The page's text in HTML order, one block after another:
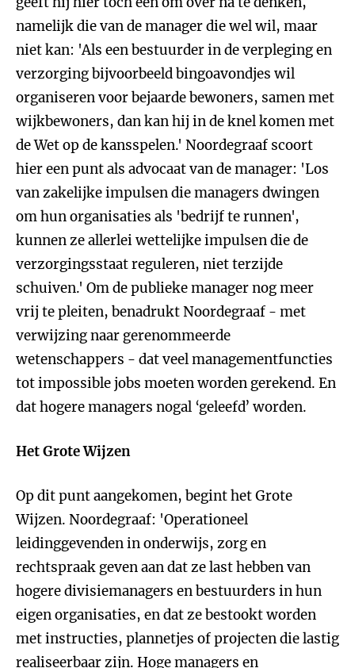
namelijk die van de manager die wel wil, maar
niet kan: 'Als een bestuurder in de verpleging en
verzorging bijvoorbeeld bingoavondjes wil
organiseren voor bejaarde bewoners, samen met
wijkbewoners, dan kan hij in de knel komen met
de Wet op de kansspelen.' Noordegraaf scoort
hier een punt als advocaat van de manager: 'Los
van zakelijke impulsen die managers dwingen
om hun organisaties als 'bedrijf te runnen',
kunnen ze allerlei wettelijke impulsen die de
verzorgingsstaat reguleren, niet terzijde
schuiven.' Om de publieke manager nog meer
vrij te pleiten, benadrukt Noordegraaf - met
verwijzing naar gerenommeerde
wetenschappers - dat veel managementfuncties
tot impossible jobs moeten worden gerekend. En
dat hogere managers nogal ‘geleefd’ worden.
Het Grote Wijzen
Op dit punt aangekomen, begint het Grote
Wijzen. Noordegraaf: 'Operationeel
leidinggevenden in onderwijs, zorg en
rechtspraak geven aan dat ze last hebben van
hogere divisiemanagers en bestuurders in hun
eigen organisaties, en dat ze bestookt worden
met instructies, plannetjes of projecten die lastig
realiseerbaar zijn. Hoge managers en